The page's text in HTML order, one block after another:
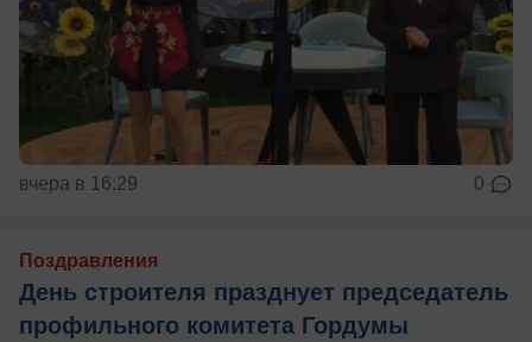
вчера в 16:29 0
Поздравления
День строителя празднует председатель
профильного комитета Гордумы